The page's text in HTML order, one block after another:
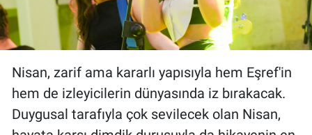
Nisan, zarif ama kararlı yapısıyla hem Eşref'in
hem de izleyicilerin dünyasında iz bırakacak.
Duygusal tarafıyla çok sevilecek olan Nisan,